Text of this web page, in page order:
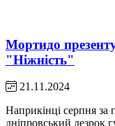
Мортидо
"Ніжність"
21.11.2024
Наприкінці серпня за
дніпровський дезрок